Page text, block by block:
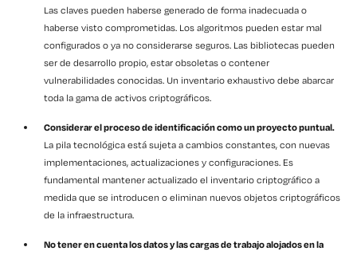
Las claves pueden haberse generado de forma inadecuada o
haberse visto comprometidas. Los algoritmos pueden estar mal
configurados o ya no considerarse seguros. Las bibliotecas pueden
ser de desarrollo propio, estar obsoletas o contener
vulnerabilidades conocidas. Un inventario exhaustivo debe abarcar
toda la gama de activos criptográficos.
Considerar el proceso de identificación como un proyecto puntual.
La pila tecnológica está sujeta a cambios constantes, con nuevas
implementaciones, actualizaciones y configuraciones. Es
fundamental mantener actualizado el inventario criptográfico a
medida que se introducen o eliminan nuevos objetos criptográficos
de la infraestructura.
No tener en cuenta los datos y las cargas de trabajo alojados en la